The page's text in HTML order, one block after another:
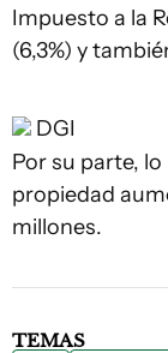
Impuesto a la
(6,3%) y
DGI
Por su parte,
propiedad
millones.
TEMAS